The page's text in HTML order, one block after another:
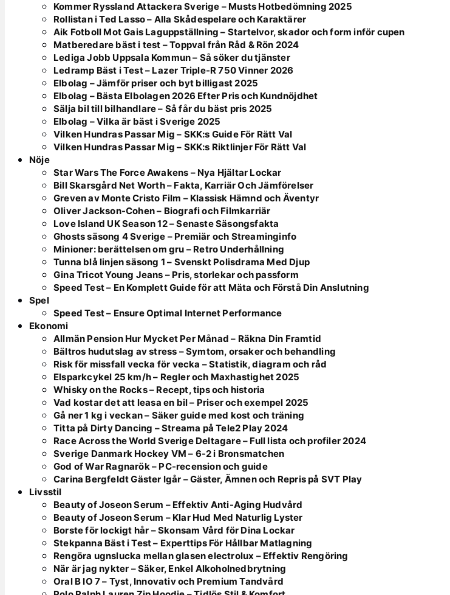
Kommer Ryssland Attackera Sverige – Musts Hotbedömning 2025
Rollistan i Ted Lasso – Alla Skådespelare och Karaktärer
Aik Fotboll Mot Gais Laguppställning – Startelvor, skador och form inför cupen
Matberedare bäst i test – Toppval från Råd & Rön 2024
Lediga Jobb Uppsala Kommun – Så söker du tjänster
Ledramp Bäst i Test – Lazer Triple-R 750 Vinner 2026
Elbolag – Jämför priser och byt billigast 2025
Elbolag – Bästa Elbolagen 2026 Efter Pris och Kundnöjdhet
Sälja bil till bilhandlare – Så får du bäst pris 2025
Elbolag – Vilka är bäst i Sverige 2025
Vilken Hundras Passar Mig – SKK:s Guide För Rätt Val
Vilken Hundras Passar Mig – SKK:s Riktlinjer För Rätt Val
Nöje
Star Wars The Force Awakens – Nya Hjältar Lockar
Bill Skarsgård Net Worth – Fakta, Karriär Och Jämförelser
Greven av Monte Cristo Film – Klassisk Hämnd och Äventyr
Oliver Jackson-Cohen – Biografi och Filmkarriär
Love Island UK Season 12 – Senaste Säsongsfakta
Ghosts säsong 4 Sverige – Premiär och Streaminginfo
Minioner: berättelsen om gru – Retro Underhållning
Tunna blå linjen säsong 1 – Svenskt Polisdrama Med Djup
Gina Tricot Young Jeans – Pris, storlekar och passform
Speed Test – En Komplett Guide för att Mäta och Förstå Din Anslutning
Spel
Speed Test – Ensure Optimal Internet Performance
Ekonomi
Allmän Pension Hur Mycket Per Månad – Räkna Din Framtid
Bältros hudutslag av stress – Symtom, orsaker och behandling
Risk för missfall vecka för vecka – Statistik, diagram och råd
Elsparkcykel 25 km/h – Regler och Maxhastighet 2025
Whisky on the Rocks – Recept, tips och historia
Vad kostar det att leasa en bil – Priser och exempel 2025
Gå ner 1 kg i veckan – Säker guide med kost och träning
Titta på Dirty Dancing – Streama på Tele2 Play 2024
Race Across the World Sverige Deltagare – Full lista och profiler 2024
Sverige Danmark Hockey VM – 6-2 i Bronsmatchen
God of War Ragnarök – PC-recension och guide
Carina Bergfeldt Gäster Igår – Gäster, Ämnen och Repris på SVT Play
Livsstil
Beauty of Joseon Serum – Effektiv Anti-Aging Hudvård
Beauty of Joseon Serum – Klar Hud Med Naturlig Lyster
Borste för lockigt hår – Skonsam Vård för Dina Lockar
Stekpanna Bäst i Test – Experttips För Hållbar Matlagning
Rengöra ugnslucka mellan glasen electrolux – Effektiv Rengöring
När är jag nykter – Säker, Enkel Alkoholnedbrytning
Oral B IO 7 – Tyst, Innovativ och Premium Tandvård